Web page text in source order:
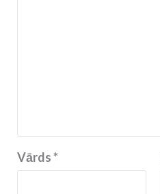
Vārds*